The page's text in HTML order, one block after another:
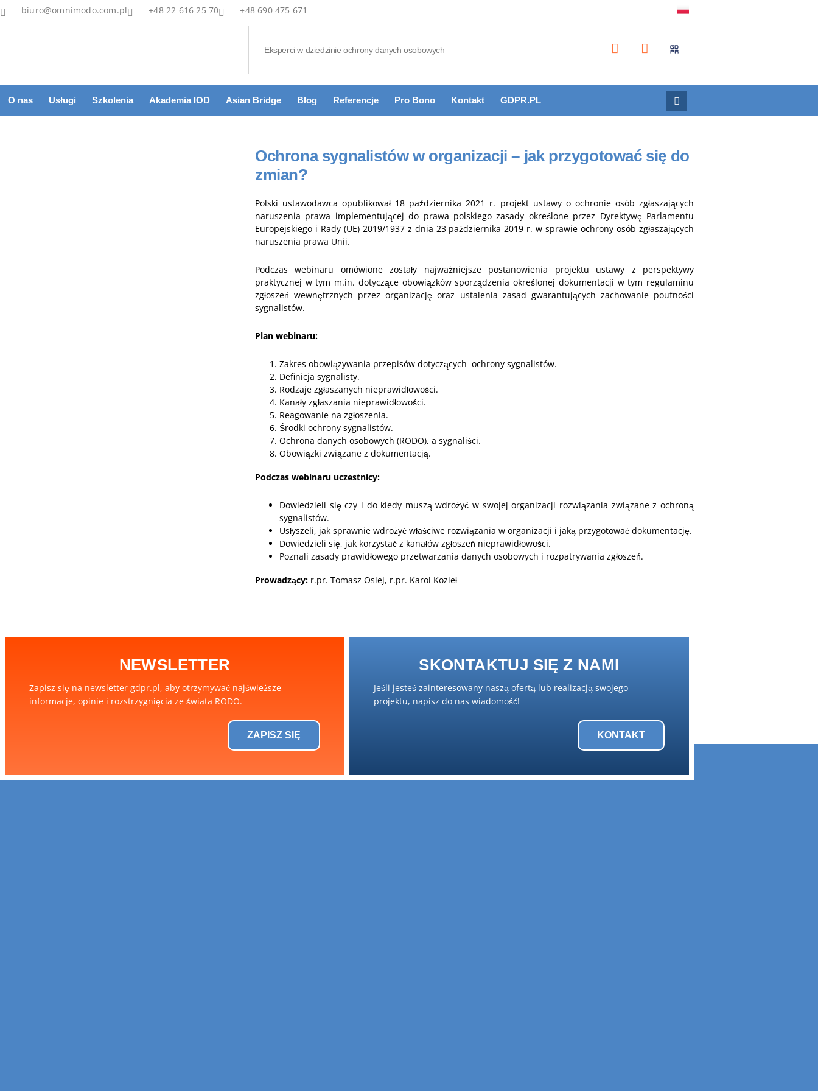
biuro@omnimodo.com.pl +48 22 616 25 70 +48 690 475 671
Eksperci w dziedzinie ochrony danych osobowych
O nas Usługi Szkolenia Akademia IOD Asian Bridge Blog Referencje Pro Bono Kontakt GDPR.PL
Ochrona sygnalistów w organizacji – jak przygotować się do
zmian?
Polski ustawodawca opublikował 18 października 2021 r. projekt ustawy o ochronie osób zgłaszających
naruszenia prawa implementującej do prawa polskiego zasady określone przez Dyrektywę Parlamentu
Europejskiego i Rady (UE) 2019/1937 z dnia 23 października 2019 r. w sprawie ochrony osób zgłaszających
naruszenia prawa Unii.
Podczas webinaru omówione zostały najważniejsze postanowienia projektu ustawy z perspektywy
praktycznej w tym m.in. dotyczące obowiązków sporządzenia określonej dokumentacji w tym regulaminu
zgłoszeń wewnętrznych przez organizację oraz ustalenia zasad gwarantujących zachowanie poufności
sygnalistów.
Plan webinaru:
Zakres obowiązywania przepisów dotyczących ochrony sygnalistów.
Definicja sygnalisty.
Rodzaje zgłaszanych nieprawidłowości.
Kanały zgłaszania nieprawidłowości.
Reagowanie na zgłoszenia.
Środki ochrony sygnalistów.
Ochrona danych osobowych (RODO), a sygnaliści.
Obowiązki związane z dokumentacją.
Podczas webinaru uczestnicy:
Dowiedzieli się czy i do kiedy muszą wdrożyć w swojej organizacji rozwiązania związane z ochroną
sygnalistów.
Usłyszeli, jak sprawnie wdrożyć właściwe rozwiązania w organizacji i jaką przygotować dokumentację.
Dowiedzieli się, jak korzystać z kanałów zgłoszeń nieprawidłowości.
Poznali zasady prawidłowego przetwarzania danych osobowych i rozpatrywania zgłoszeń.
Prowadzący: r.pr. Tomasz Osiej, r.pr. Karol Kozieł
NEWSLETTER
Zapisz się na newsletter gdpr.pl, aby otrzymywać najświeższe
informacje, opinie i rozstrzygnięcia ze świata RODO.
ZAPISZ SIĘ
SKONTAKTUJ SIĘ Z NAMI
Jeśli jesteś zainteresowany naszą ofertą lub realizacją swojego
projektu, napisz do nas wiadomość!
KONTAKT